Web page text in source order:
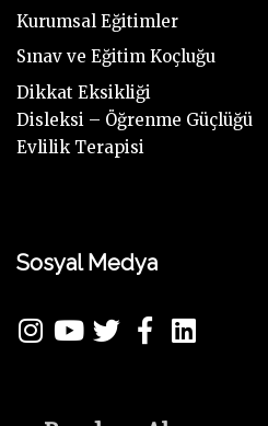
Kurumsal Eğitimler
Sınav ve Eğitim Koçluğu
Dikkat Eksikliği
Disleksi – Öğrenme Güçlüğü
Evlilik Terapisi
Sosyal Medya